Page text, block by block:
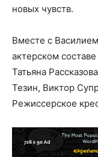
новых чувств.
Вместе с
актерском
Татьяна
Тезин, Виктор
Режиссерское